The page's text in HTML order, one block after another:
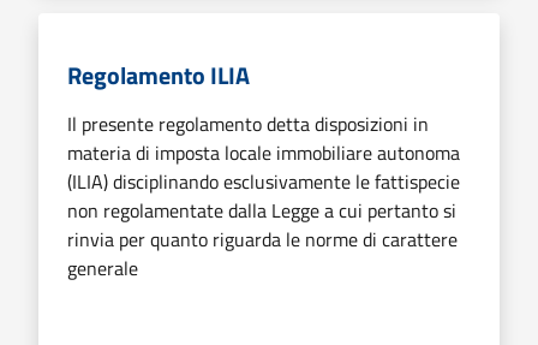
Regolamento ILIA
Il presente regolamento detta disposizioni in
materia di imposta locale immobiliare autonoma
(ILIA) disciplinando esclusivamente le fattispecie
non regolamentate dalla Legge a cui pertanto si
rinvia per quanto riguarda le norme di carattere
generale